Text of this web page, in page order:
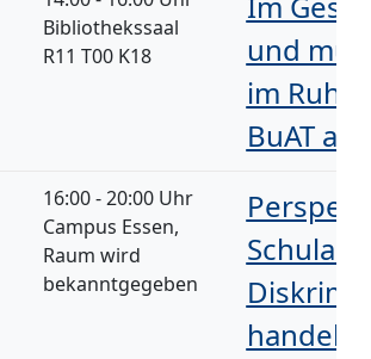
Bibliothekssaal
R11 T00 K18
und
im
BuAT
16:00 - 20:00 Uhr
Campus Essen,
Raum wird
bekanntgegeben
handeln